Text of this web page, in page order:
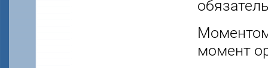
момент